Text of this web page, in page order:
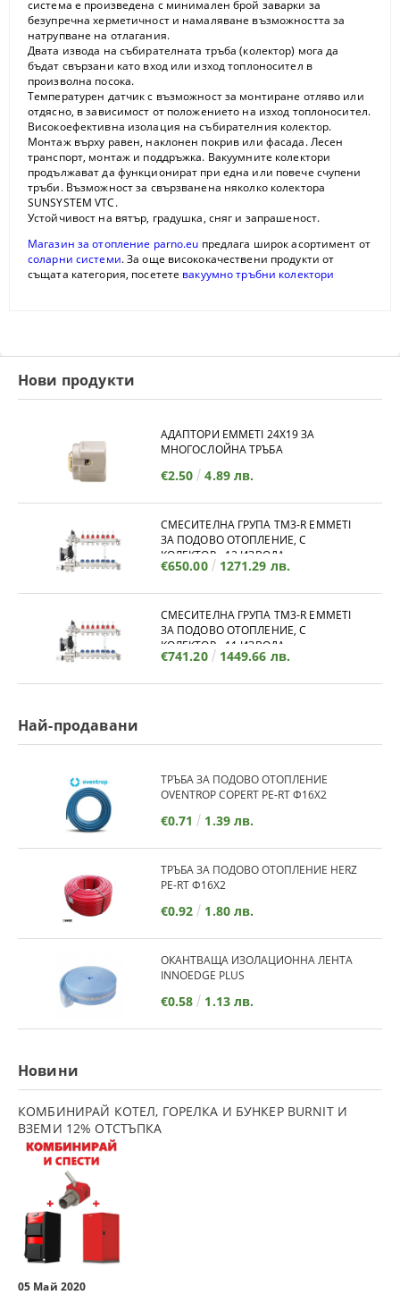
система е произведена с минимален брой заварки за
безупречна херметичност и намаляване възможността за
натрупване на отлагания.
Двата извода на събирателната тръба (колектор) мога да
бъдат свързани като вход или изход топлоносител в
произволна посока.
Температурен датчик с възможност за монтиране отляво или
отдясно, в зависимост от положението на изход топлоносител.
Високоефективна изолация на събирателния колектор.
Монтаж върху равен, наклонен покрив или фасада. Лесен
транспорт, монтаж и поддръжка. Вакуумните колектори
продължават да функционират при една или повече счупени
тръби. Възможност за свързванена няколко колектора
SUNSYSTEM VTC.
Устойчивост на вятър, градушка, сняг и запрашеност.
Магазин за отопление parno.eu предлага широк асортимент от
соларни системи. За още висококачествени продукти от
същата категория, посетете вакуумно тръбни колектори
Нови продукти
АДАПТОРИ EMMETI 24X19 ЗА
МНОГОСЛОЙНА ТРЪБА
€2.50 4.89 лв.
СМЕСИТЕЛНА ГРУПА TM3-R EMMETI
ЗА ПОДОВО ОТОПЛЕНИЕ, С
КОЛЕКТОР - 12 ИЗВОДА
€650.00 1271.29 лв.
СМЕСИТЕЛНА ГРУПА TM3-R EMMETI
ЗА ПОДОВО ОТОПЛЕНИЕ, С
КОЛЕКТОР - 11 ИЗВОДА
€741.20 1449.66 лв.
Най-продавани
ТРЪБА ЗА ПОДОВО ОТОПЛЕНИЕ
OVENTROP COPERT PE-RT Ф16Х2
€0.71 1.39 лв.
ТРЪБА ЗА ПОДОВО ОТОПЛЕНИЕ HERZ
PE-RT Ф16Х2
€0.92 1.80 лв.
ОКАНТВАЩА ИЗОЛАЦИОННА ЛЕНТА
INNOEDGE PLUS
€0.58 1.13 лв.
Новини
КОМБИНИРАЙ КОТЕЛ, ГОРЕЛКА И БУНКЕР BURNIT И
ВЗЕМИ 12% ОТСТЪПКА
05 Май 2020